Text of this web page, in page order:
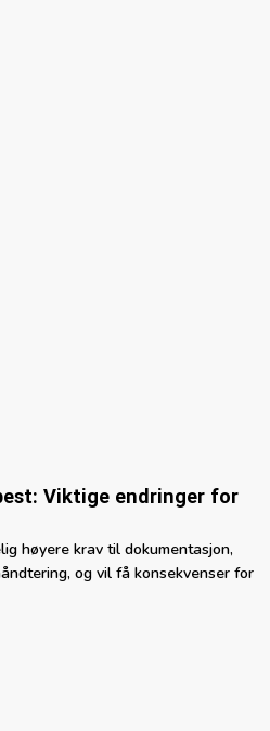
Viktige endringer for
høyere krav til dokumentasjon,
og vil få konsekvenser for